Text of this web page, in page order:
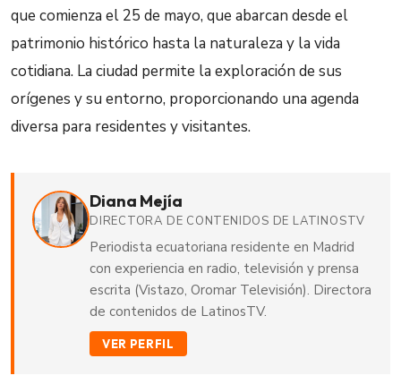
que comienza el 25 de mayo, que abarcan desde el
patrimonio histórico hasta la naturaleza y la vida
cotidiana. La ciudad permite la exploración de sus
orígenes y su entorno, proporcionando una agenda
diversa para residentes y visitantes.
Diana Mejía
DIRECTORA DE CONTENIDOS DE LATINOSTV
Periodista ecuatoriana residente en Madrid
con experiencia en radio, televisión y prensa
escrita (Vistazo, Oromar Televisión). Directora
de contenidos de LatinosTV.
VER PERFIL